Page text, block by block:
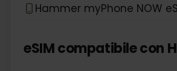
Hammer myPhone NOW
eSIM compatibile con